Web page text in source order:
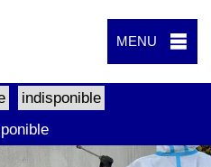
MENU
indisponible